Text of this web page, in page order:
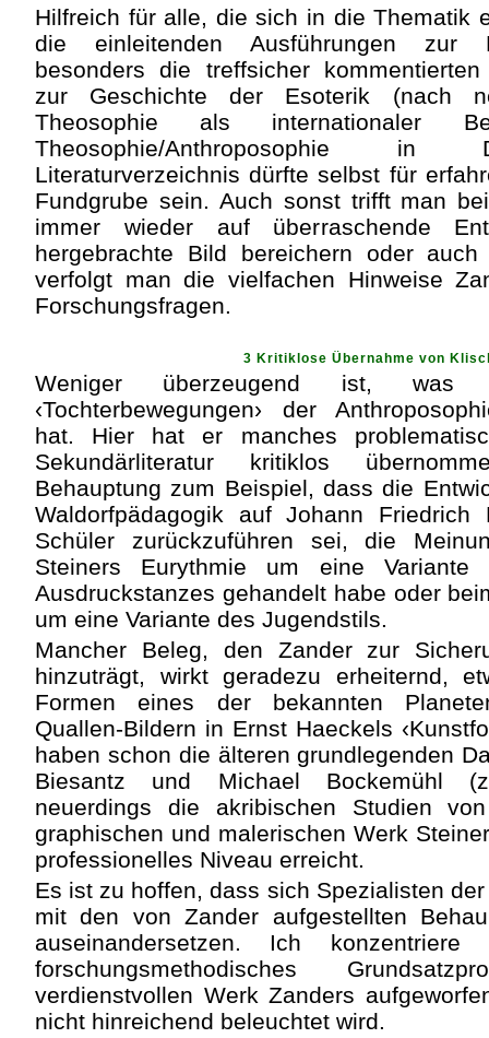
Hilfreich für alle, die sich in die Thematik
die einleitenden Ausführungen zur
besonders die treffsicher kommentierten
zur Geschichte der Esoterik (nach
Theosophie als internationaler
Theosophie/Anthroposophie in
Literaturverzeichnis dürfte selbst für
Fundgrube sein. Auch sonst trifft man
immer wieder auf überraschende
hergebrachte Bild bereichern oder auch
verfolgt man die vielfachen Hinweise
Forschungsfragen.
3 Kritiklose Übernahme von
Weniger überzeugend ist,
‹Tochterbewegungen› der
hat. Hier hat er manches
Sekundärliteratur kritiklos
Behauptung zum Beispiel, dass die
Waldorfpädagogik auf Johann
Schüler zurückzuführen sei, die
Steiners Eurythmie um eine Variante
Ausdruckstanzes gehandelt habe oder
um eine Variante des Jugendstils.
Mancher Beleg, den Zander zur
hinzuträgt, wirkt geradezu erheiternd,
Formen eines der bekannten
Quallen-Bildern in Ernst Haeckels
haben schon die älteren grundlegenden
Biesantz und Michael Bockemühl
neuerdings die akribischen Studien
graphischen und malerischen Werk
professionelles Niveau erreicht.
Es ist zu hoffen, dass sich Spezialisten
mit den von Zander aufgestellten
auseinandersetzen. Ich
forschungsmethodisches
verdienstvollen Werk Zanders
nicht hinreichend beleuchtet wird.